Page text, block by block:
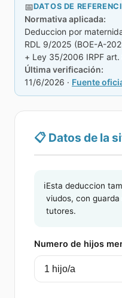
📅DATOS DE
Normativa aplicada:
Deduccion por
RDL 9/2025 (BOE-A-
+ Ley 35/2006 IRPF art.
Última verificación:
11/6/2026 · Fuente
📋 Datos de la
ℹ️Esta deduccion
viudos, con
tutores.
Numero de hijos